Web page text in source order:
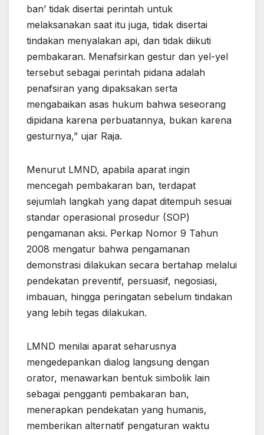
ban’ tidak disertai perintah untuk
melaksanakan saat itu juga, tidak disertai
tindakan menyalakan api, dan tidak diikuti
pembakaran. Menafsirkan gestur dan yel-yel
tersebut sebagai perintah pidana adalah
penafsiran yang dipaksakan serta
mengabaikan asas hukum bahwa seseorang
dipidana karena perbuatannya, bukan karena
gesturnya,” ujar Raja.
Menurut LMND, apabila aparat ingin
mencegah pembakaran ban, terdapat
sejumlah langkah yang dapat ditempuh sesuai
standar operasional prosedur (SOP)
pengamanan aksi. Perkap Nomor 9 Tahun
2008 mengatur bahwa pengamanan
demonstrasi dilakukan secara bertahap melalui
pendekatan preventif, persuasif, negosiasi,
imbauan, hingga peringatan sebelum tindakan
yang lebih tegas dilakukan.
LMND menilai aparat seharusnya
mengedepankan dialog langsung dengan
orator, menawarkan bentuk simbolik lain
sebagai pengganti pembakaran ban,
menerapkan pendekatan yang humanis,
memberikan alternatif pengaturan waktu